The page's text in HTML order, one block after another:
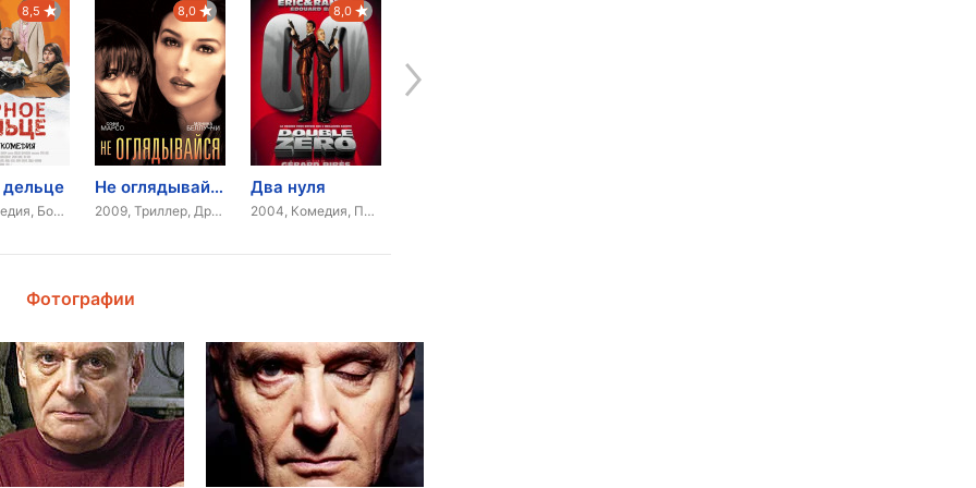
8,5
2011, Комедия, Боевик
8,0
Не оглядывайся
2009, Триллер, Драма
8,0
Два нуля
2004, Комедия, Приключения
Фотографии